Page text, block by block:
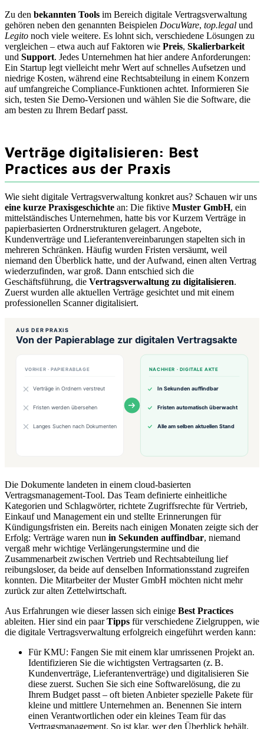
Zu den bekannten Tools im Bereich digitale Vertragsverwaltung
gehören neben den genannten Beispielen DocuWare, top.legal und
Legito noch viele weitere. Es lohnt sich, verschiedene Lösungen zu
vergleichen – etwa auch auf Faktoren wie Preis, Skalierbarkeit
und Support. Jedes Unternehmen hat hier andere Anforderungen:
Ein Startup legt vielleicht mehr Wert auf schnelles Aufsetzen und
niedrige Kosten, während eine Rechtsabteilung in einem Konzern
auf umfangreiche Compliance-Funktionen achtet. Informieren Sie
sich, testen Sie Demo-Versionen und wählen Sie die Software, die
am besten zu Ihrem Bedarf passt.
Verträge digitalisieren: Best
Practices aus der Praxis
Wie sieht digitale Vertragsverwaltung konkret aus? Schauen wir uns
eine kurze Praxisgeschichte an: Die fiktive Muster GmbH, ein
mittelständisches Unternehmen, hatte bis vor Kurzem Verträge in
papierbasierten Ordnerstrukturen gelagert. Angebote,
Kundenverträge und Lieferantenvereinbarungen stapelten sich in
mehreren Schränken. Häufig wurden Fristen versäumt, weil
niemand den Überblick hatte, und der Aufwand, einen alten Vertrag
wiederzufinden, war groß. Dann entschied sich die
Geschäftsführung, die Vertragsverwaltung zu digitalisieren.
Zuerst wurden alle aktuellen Verträge gesichtet und mit einem
professionellen Scanner digitalisiert.
Die Dokumente landeten in einem cloud-basierten
Vertragsmanagement-Tool. Das Team definierte einheitliche
Kategorien und Schlagwörter, richtete Zugriffsrechte für Vertrieb,
Einkauf und Management ein und stellte Erinnerungen für
Kündigungsfristen ein. Bereits nach einigen Monaten zeigte sich der
Erfolg: Verträge waren nun in Sekunden auffindbar, niemand
vergaß mehr wichtige Verlängerungstermine und die
Zusammenarbeit zwischen Vertrieb und Rechtsabteilung lief
reibungsloser, da beide auf denselben Informationsstand zugreifen
konnten. Die Mitarbeiter der Muster GmbH möchten nicht mehr
zurück zur alten Zettelwirtschaft.
Aus Erfahrungen wie dieser lassen sich einige Best Practices
ableiten. Hier sind ein paarTipps für verschiedene Zielgruppen, wie
die digitale Vertragsverwaltung erfolgreich eingeführt werden kann:
Für KMU: Fangen Sie mit einem klar umrissenen Projekt an.
Identifizieren Sie die wichtigsten Vertragsarten (z. B.
Kundenverträge, Lieferantenverträge) und digitalisieren Sie
diese zuerst. Suchen Sie sich eine Softwarelösung, die zu
Ihrem Budget passt – oft bieten Anbieter spezielle Pakete für
kleine und mittlere Unternehmen an. Benennen Sie intern
einen Verantwortlichen oder ein kleines Team für das
Vertragsmanagement. So ist klar, wer den Überblick behält.